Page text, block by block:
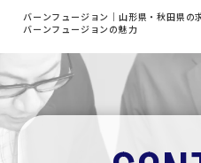
バーンフュージョン｜山形県・秋田県の
バーンフュージョンの魅力